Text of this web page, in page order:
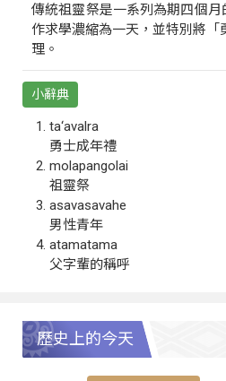
傳統祖靈祭是一系列為期四個
作求學濃縮為一天，並特別將「
理。
小辭典
ta‘avalra
勇士成年禮
molapangolai
祖靈祭
asavasavahe
男性青年
atamatama
父字輩的稱呼
歷史上的今天